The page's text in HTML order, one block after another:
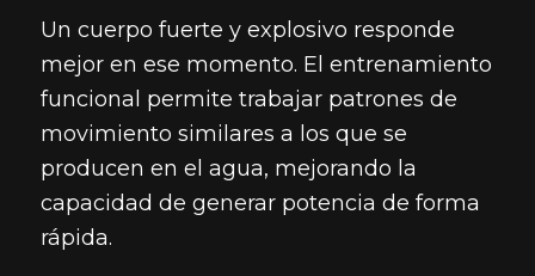
Un cuerpo fuerte y explosivo responde
mejor en ese momento. El entrenamiento
funcional permite trabajar patrones de
movimiento similares a los que se
producen en el agua, mejorando la
capacidad de generar potencia de forma
rápida.